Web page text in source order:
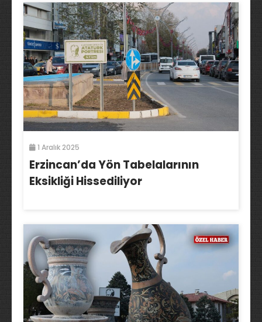
1 Aralık 2025
Erzincan’da Yön Tabelalarının
Eksikliği Hissediliyor